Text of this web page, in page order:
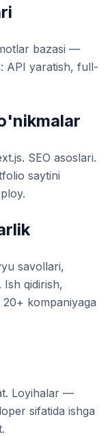
bazasi —
API yaratish, full-
SEO asoslari.
saytini
savollari,
Ish qidirish,
kompaniyaga
Loyihalar —
sifatida ishga